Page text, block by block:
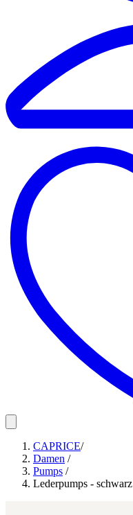
CAPRICE/
Damen /
Pumps /
Lederpumps - schwarz